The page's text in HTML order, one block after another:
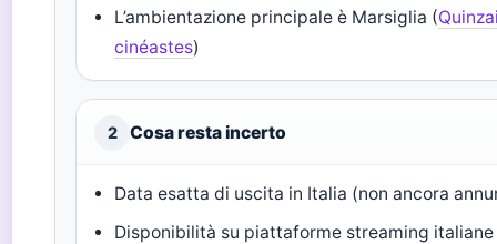
L’ambientazione principale è Marsiglia (
cinéastes)
2 Cosa resta incerto
Data esatta di uscita in Italia (non ancora
Disponibilità su piattaforme streaming italiane